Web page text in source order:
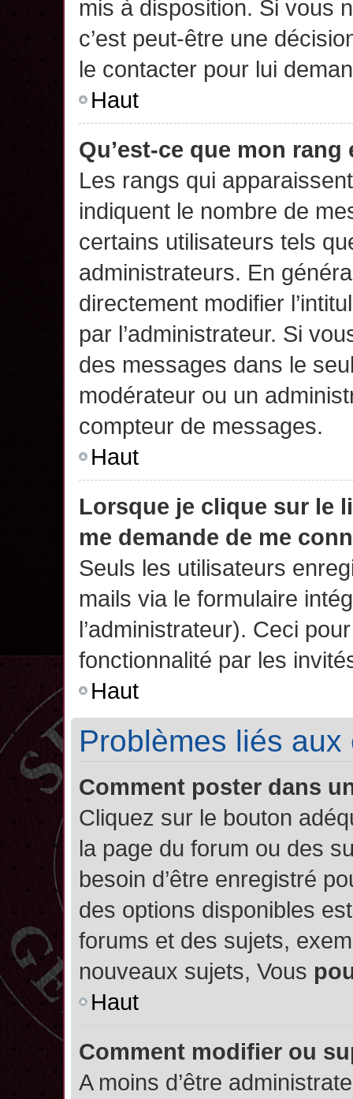
mis à disposition. Si vous
c’est peut-être une
le contacter pour lui
Haut
Qu’est-ce que mon
Les rangs qui
indiquent le nombre de
certains utilisateurs tels
administrateurs. En
directement modifier
par l’administrateur. Si
des messages dans le
modérateur ou un
compteur de messages.
Haut
Lorsque je clique sur le
me demande de me
Seuls les utilisateurs
mails via le formulaire
l’administrateur). Ceci
fonctionnalité par les
Haut
Problèmes liés
Comment poster dans
Cliquez sur le bouton
la page du forum ou des
besoin d’être enregistré
des options disponibles
forums et des sujets,
nouveaux sujets, Vous
Haut
Comment modifier ou
A moins d’être